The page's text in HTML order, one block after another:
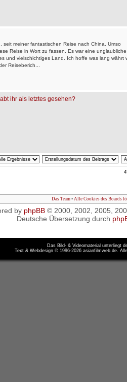
seit meiner fantastischen Reise nach China. Umso
Reise in Wort zu fassen. Es war eine unglaubliche
und vielschichtiges Land. Ich hoffe was lang währt
Reiseberich...
ihr als letztes gesehen?
Das Team • Alle Cookies des Boards
by phpBB© 2000, 2002, 2005,
Deutsche Übersetzung durch
Das Bild- & Videomaterial unterliegt
Text & Webdesign © 1996-2026 asianfilmweb.de.